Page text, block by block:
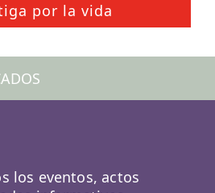
por la vida
los eventos, actos